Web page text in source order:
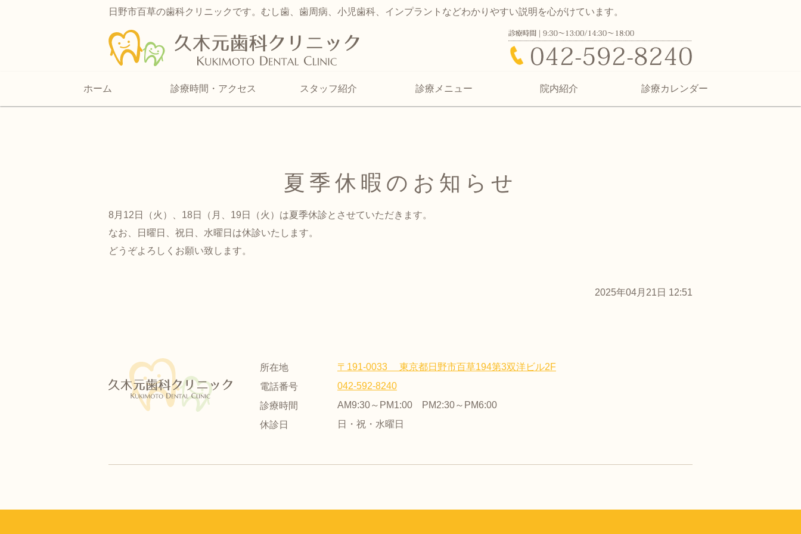
久木元歯科クリニック | 日野市百草の子供から大人ま
日野市百草の歯科クリニックです。むし歯、歯周病、小児歯科、インプラントなどわかりやすい説明を心がけています。
夏季休暇のお知らせ
8月12日（火）、18日（月、19日（火）は夏季休診とさせていただきます。
なお、日曜日、祝日、水曜日は休診いたします。
どうぞよろしくお願い致します。
2025年04月21日 12:51
所在地
〒191-0033 東京都日野市百草194第3双洋ビル2F
電話番号
042-592-8240
診療時間
AM9:30～PM1:00 PM2:30～PM6:00
休診日
日・祝・水曜日
ホーム 診療時間・アクセス スタッフ紹介 診療メニュー 院内紹介 診療カレンダー